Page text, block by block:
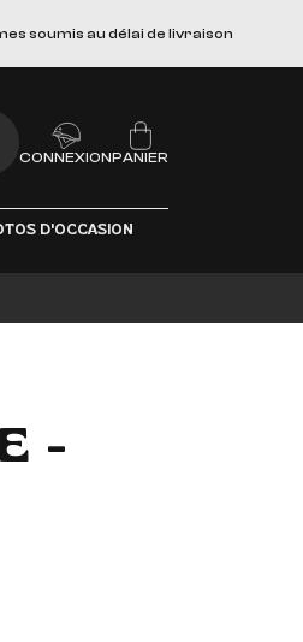
soumis au délai de livraison
CONNEXIONPANIER
D'OCCASION
-